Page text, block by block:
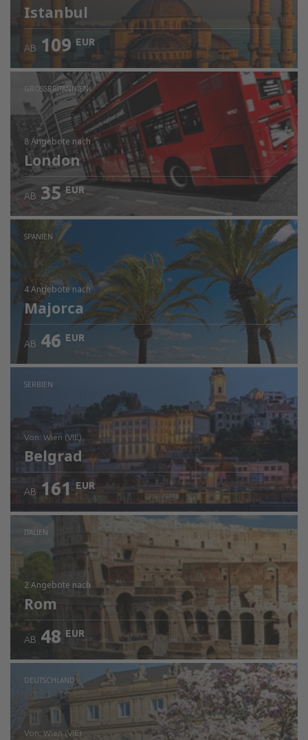
Istanbul
AB 109 EUR
GROSSBRITANNIEN
8 Angebote nach
London
AB 35 EUR
SPANIEN
4 Angebote nach
Majorca
AB 46 EUR
SERBIEN
von: Wien (VIE)
Belgrad
Prüfe die Einzelheiten
AB 161 EUR
ITALIEN
2 Angebote nach
Rom
AB 48 EUR
DEUTSCHLAND
von: Wien (VIE)